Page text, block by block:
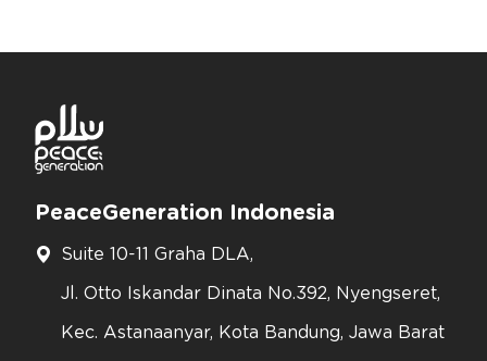
PeaceGeneration Indonesia
Suite 10-11 Graha DLA,
Jl. Otto Iskandar Dinata No.392, Nyengseret,
Kec. Astanaanyar, Kota Bandung, Jawa Barat